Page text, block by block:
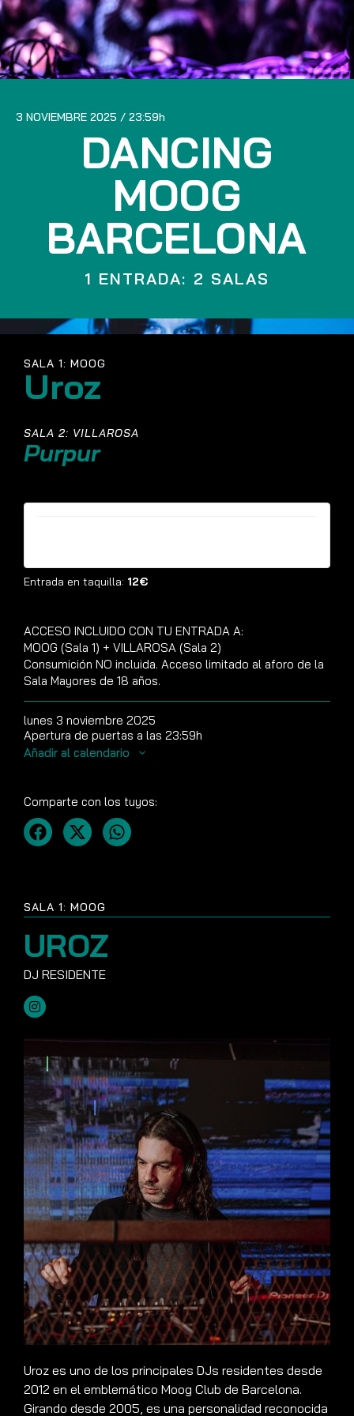
3 NOVIEMBRE 2025 23:59
DANCING
MOOG
BARCELONA
1 ENTRADA: 2 SALAS
SALA 1: MOOG
UROZ
Uroz es uno de los principales DJs residentes desde
2012 en el emblemático Moog Club de Barcelona.
Girando desde 2005, es una personalidad reconocida
SALA 1: MOOG
Uroz
SALA 2: VILLAROSA
Purpur
Entrada en taquilla: 12€
ACCESO INCLUIDO CON TU ENTRADA A:
MOOG (Sala 1) + VILLAROSA (Sala 2)
Consumición NO incluida. Acceso limitado al aforo de la
Sala Mayores de 18 años.
lunes 3 noviembre 2025
Apertura de puertas a las 23:59h
Añadir al calendario
Comparte con los tuyos: